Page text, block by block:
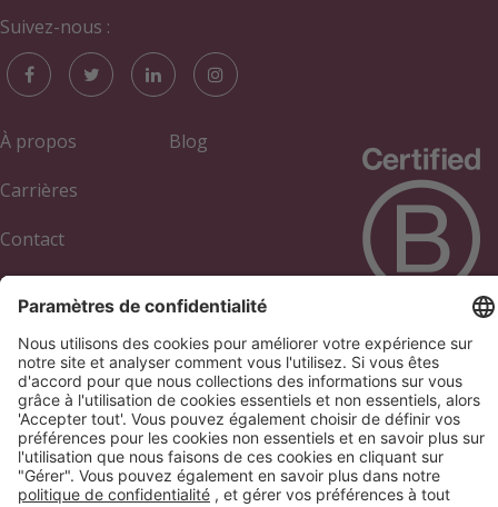
Suivez-nous :
À propos
Carrières
Contact
Académie
Annuaire des
Annonceurs
Blog
Infos Société
Gestion des cookies